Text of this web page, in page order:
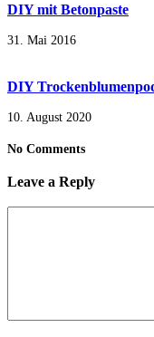
DIY mit Betonpaste
31. Mai 2016
DIY
10. August 2020
No Comments
Leave a Reply